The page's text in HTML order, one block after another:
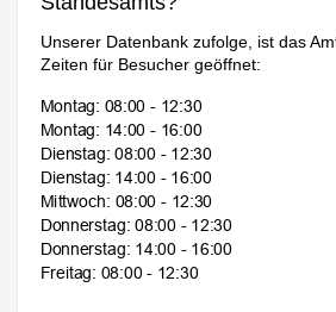
Unserer Datenbank zufolge, ist das
Zeiten für Besucher geöffnet: